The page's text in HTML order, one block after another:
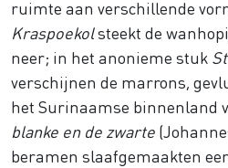
ruimte aan verschillende
Kraspoekolsteekt de
neer; in het anonieme stuk
verschijnen de marrons,
het Surinaamse binnenland
blanke en de zwarte
beramen slaafgemaakten